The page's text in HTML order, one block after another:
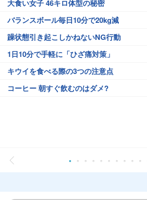
大食い女子 46キロ体型の秘密
バランスボール毎日10分で20kg減
躁状態引き起こしかねないNG行動
1日10分で手軽に「ひざ痛対策」
キウイを食べる際の3つの注意点
コーヒー 朝すぐ飲むのはダメ?